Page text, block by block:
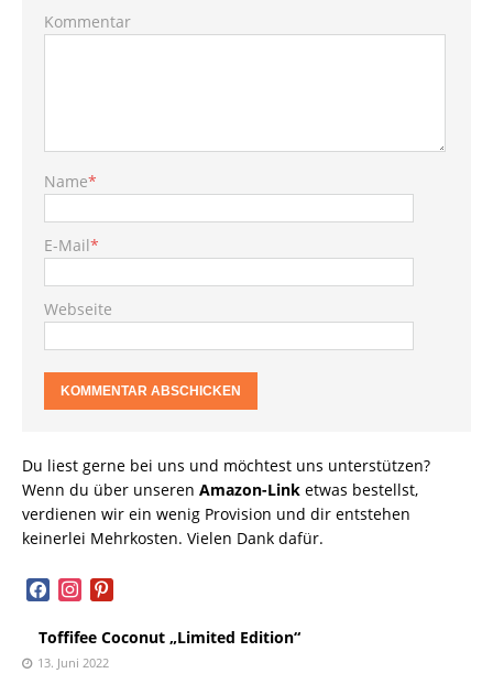
Kommentar
Name*
E-Mail*
Webseite
Du liest gerne bei uns und möchtest uns unterstützen?
Wenn du über unseren Amazon-Link etwas bestellst,
verdienen wir ein wenig Provision und dir entstehen
keinerlei Mehrkosten. Vielen Dank dafür.
facebookinstagram
pinterest
Toffifee Coconut „Limited Edition“
13. Juni 2022